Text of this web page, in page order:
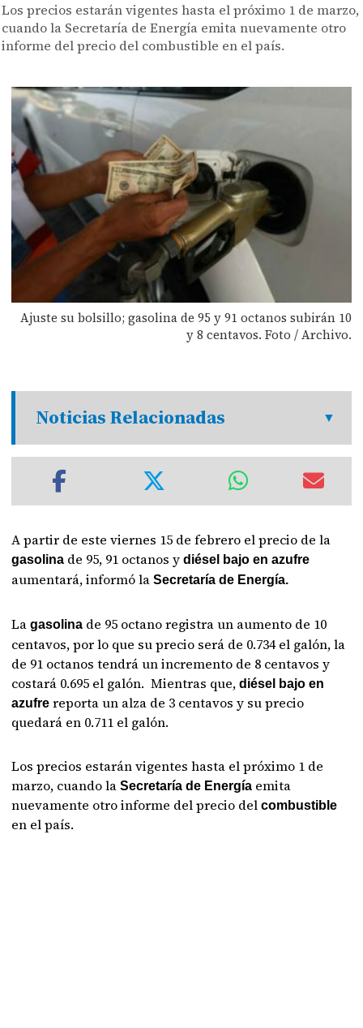
Los precios estarán vigentes hasta el próximo 1 de marzo,
cuando la Secretaría de Energía emita nuevamente otro
informe del precio del combustible en el país.
Ajuste su bolsillo; gasolina de 95 y 91 octanos subirán 10
y 8 centavos. Foto / Archivo.
Noticias Relacionadas
A partir de este viernes 15 de febrero el precio de la
gasolina de 95, 91 octanos ydiésel bajo en azufre
aumentará, informó laSecretaría de Energía.
Lagasolina de 95 octano registra un aumento de 10
centavos, por lo que su precio será de 0.734 el galón, la
de 91 octanos tendrá un incremento de 8 centavos y
costará 0.695 el galón.Mientras que,diésel bajo en
azufrereporta un alza de 3 centavos y su precio
quedará en 0.711 el galón.
Los precios estarán vigentes hasta el próximo 1 de
marzo, cuando laSecretaría de Energía emita
nuevamente otro informe del precio delcombustible
en el país.